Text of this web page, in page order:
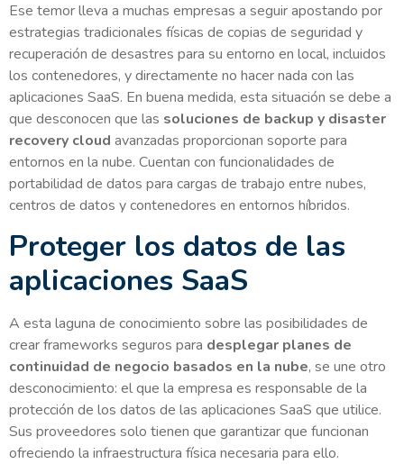
Ese temor lleva a muchas empresas a seguir apostando por
estrategias tradicionales físicas de copias de seguridad y
recuperación de desastres para su entorno en local, incluidos
los contenedores, y directamente no hacer nada con las
aplicaciones SaaS. En buena medida, esta situación se debe a
que desconocen que las soluciones de backup y disaster
recovery cloud avanzadas proporcionan soporte para
entornos en la nube. Cuentan con funcionalidades de
portabilidad de datos para cargas de trabajo entre nubes,
centros de datos y contenedores en entornos híbridos.
Proteger los datos de las
aplicaciones SaaS
A esta laguna de conocimiento sobre las posibilidades de
crear frameworks seguros para desplegar planes de
continuidad de negocio basados en la nube, se une otro
desconocimiento: el que la empresa es responsable de la
protección de los datos de las aplicaciones SaaS que utilice.
Sus proveedores solo tienen que garantizar que funcionan
ofreciendo la infraestructura física necesaria para ello.